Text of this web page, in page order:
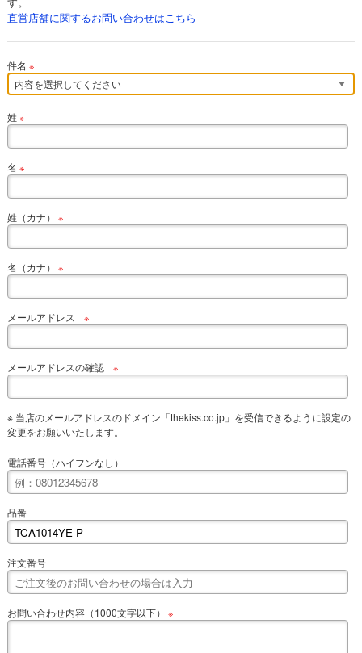
直営店舗に関するお問い合わせはこちら
件名 ※
姓 ※
名 ※
姓（カナ） ※
名（カナ） ※
メールアドレス ※
メールアドレスの確認※
※ 当店のメールアドレスのドメイン「thekiss.co.jp」を受信できるように設定の
変更をお願いいたします。
電話番号（ハイフンなし）
品番
注文番号
お問い合わせ内容（1000文字以下） ※